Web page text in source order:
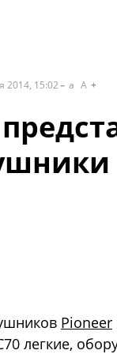
2014, 15:02 a A
Pioneer
легкие,